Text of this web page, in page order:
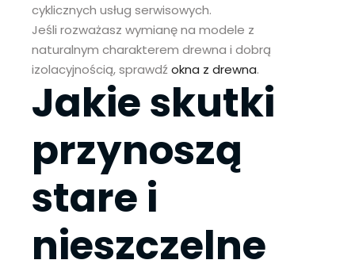
cyklicznych usług serwisowych.
Jeśli rozważasz wymianę na modele z
naturalnym charakterem drewna i dobrą
izolacyjnością, sprawdźokna z drewna.
Jakie skutki
przynoszą
stare i
nieszczelne